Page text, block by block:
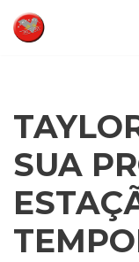
Pular
SUA